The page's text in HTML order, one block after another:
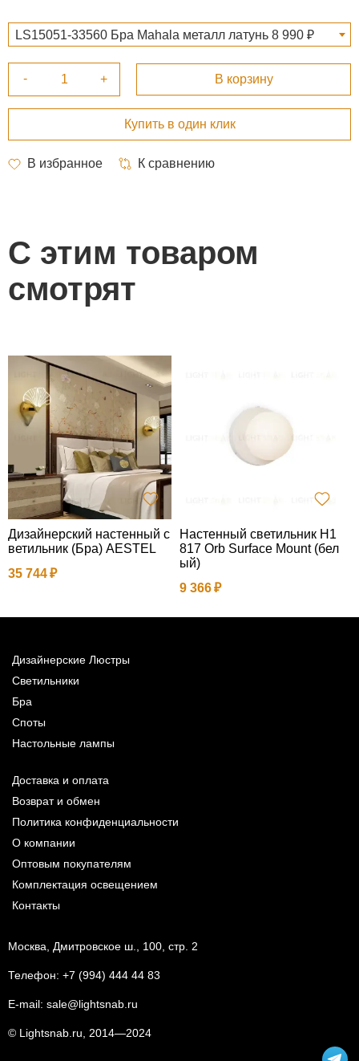
LS15051-33560 Бра Mahala металл латунь 8 990 ₽
С этим товаром
смотрят
Дизайнерский настенный с
ветильник (Бра) AESTEL
35 744
Настенный светильник H1
817 Orb Surface Mount (бел
ый)
9 366
Дизайнерские Люстры
Светильники
Бра
Споты
Настольные лампы
Доставка и оплата
Возврат и обмен
Политика конфиденциальности
О компании
Оптовым покупателям
Комплектация освещением
Контакты
Москва, Дмитровское ш., 100, стр. 2
Телефон: +7 (994) 444 44 83
E-mail: sale@lightsnab.ru
© Lightsnab.ru, 2014—2024